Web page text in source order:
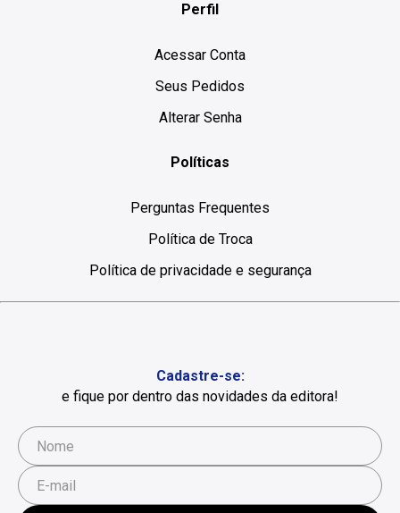
Perfil
Acessar Conta
Seus Pedidos
Alterar Senha
Políticas
Perguntas Frequentes
Política de Troca
Política de privacidade e segurança
Cadastre-se:
e fique por dentro das novidades da editora!